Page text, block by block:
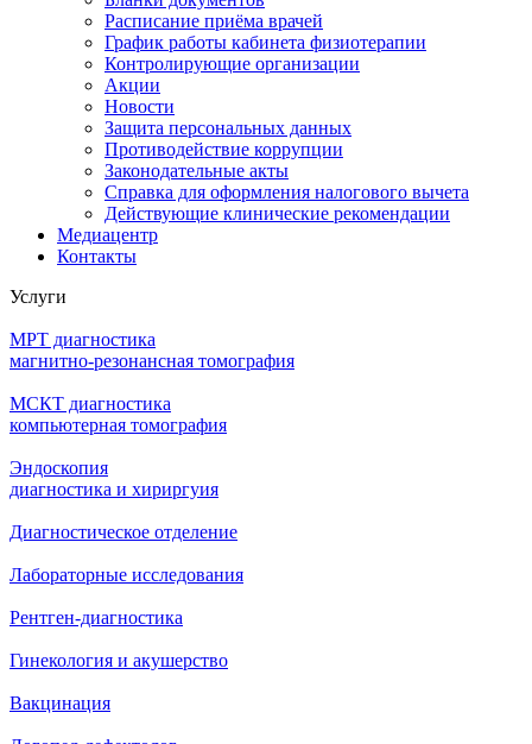
Расписание приёма врачей
График работы кабинета физиотерапии
Контролирующие организации
Акции
Новости
Защита персональных данных
Противодействие коррупции
Законодательные акты
Справка для оформления налогового вычета
Действующие клинические рекомендации
Медиацентр
Контакты
Услуги
МРТ диагностика
магнитно-резонансная томография
МСКТ диагностика
компьютерная томография
Эндоскопия
диагностика и хириргуия
Диагностическое отделение
Лабораторные исследования
Рентген-диагностика
Гинекология и акушерство
Вакцинация